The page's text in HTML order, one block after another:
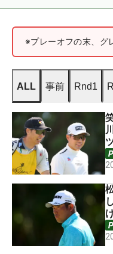
※プレーオフの末、グ
ALL 事前 Rnd1